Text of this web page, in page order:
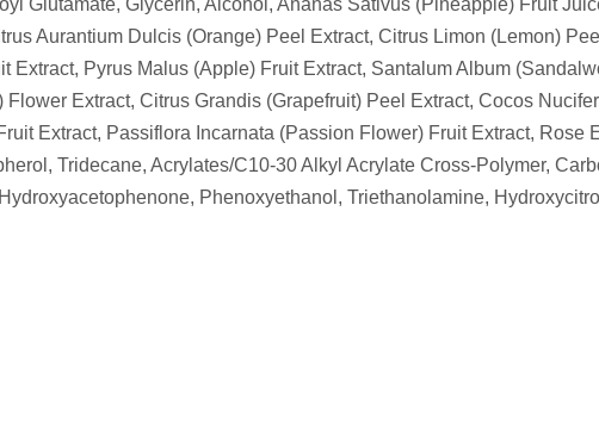
Aurantium Dulcis (Orange) Peel Extract, Citrus Limon (Lemon)
Extract, Pyrus Malus (Apple) Fruit Extract, Santalum Album
Extract, Citrus Grandis (Grapefruit) Peel Extract, Cocos
Extract, Passiflora Incarnata (Passion Flower) Fruit Extract, Rose
Tridecane, Acrylates/C10-30 Alkyl Acrylate Cross-Polymer,
Phenoxyethanol, Triethanolamine,